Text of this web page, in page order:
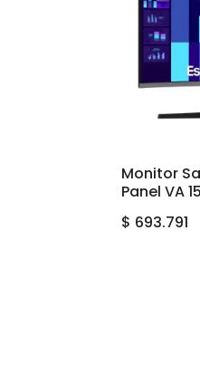
Monitor
Panel VA
$ 693.791